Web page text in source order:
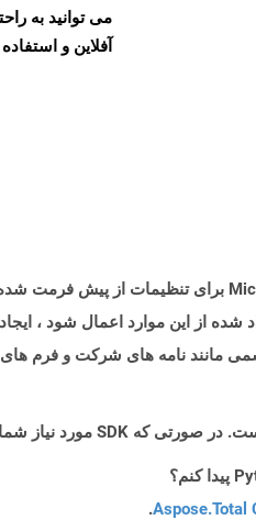
آفلاین و
شده از این موارد اعمال شود ،
مانند نامه های شرکت و فرم
Aspose.Total
.